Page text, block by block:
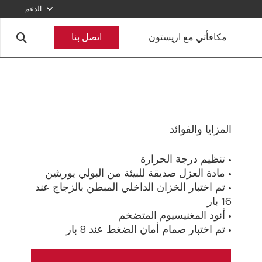
الدعم
800-2747866
مكافأتي مع اريستون اتصل بنا
المزايا والفوائد
• تنظيم درجة الحرارة
• مادة العزل صديقة للبيئة من البولي يوريثين
• تم اختبار الخزان الداخلي المبطن بالزجاج عند
16 بار
• أنود المغنيسيوم المتضخم
• تم اختبار صمام أمان الضغط عند 8 بار